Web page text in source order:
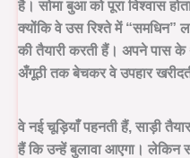
है। सोमा बुआ को पूरा विश्वास
क्योंकि वे उस रिश्ते में “समधिन”
की तैयारी करती हैं। अपने पास
अँगूठी तक बेचकर वे उपहार
वे नई चूड़ियाँ पहनती हैं, साड़ी
हैं कि उन्हें बुलावा आएगा। लेकिन